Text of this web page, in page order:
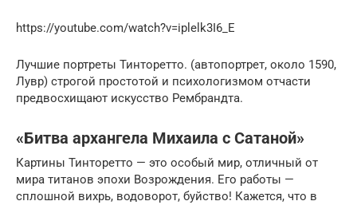
https://youtube.com/watch?v=iplelk3I6_E
Лучшие портреты Тинторетто. (автопортрет, около 1590,
Лувр) строгой простотой и психологизмом отчасти
предвосхищают искусство Рембрандта.
«Битва архангела Михаила с Сатаной»
Картины Тинторетто — это особый мир, отличный от
мира титанов эпохи Возрождения. Его работы —
сплошной вихрь, водоворот, буйство! Кажется, что в